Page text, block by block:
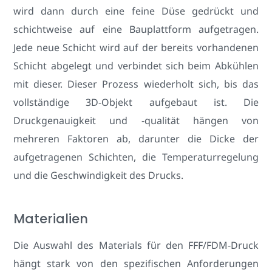
wird dann durch eine feine Düse gedrückt und
schichtweise auf eine Bauplattform aufgetragen.
Jede neue Schicht wird auf der bereits vorhandenen
Schicht abgelegt und verbindet sich beim Abkühlen
mit dieser. Dieser Prozess wiederholt sich, bis das
vollständige 3D-Objekt aufgebaut ist. Die
Druckgenauigkeit und -qualität hängen von
mehreren Faktoren ab, darunter die Dicke der
aufgetragenen Schichten, die Temperaturregelung
und die Geschwindigkeit des Drucks.
Materialien
Die Auswahl des Materials für den FFF/FDM-Druck
hängt stark von den spezifischen Anforderungen